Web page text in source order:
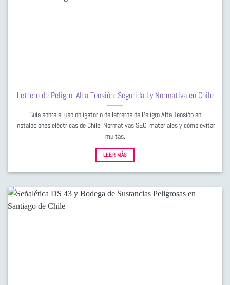
Letrero de Peligro: Alta Tensión: Seguridad y Normativa en Chile
Guía sobre el uso obligatorio de letreros de Peligro Alta Tensión en
instalaciones eléctricas de Chile. Normativas SEC, materiales y cómo evitar
multas.
LEER MÁS